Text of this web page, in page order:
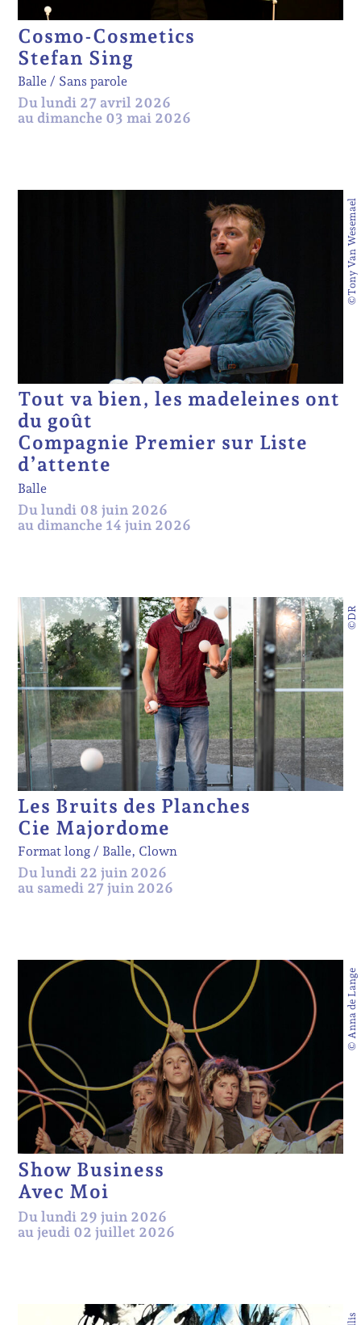
Cosmo-Cosmetics
Stefan Sing
Balle Sans parole
Du lundi 27 avril 2026
au dimanche 03 mai 2026
©Tony Van Wesemael
Tout va bien, les madeleines ont
du goût
Compagnie Premier sur Liste
d’attente
Balle
Du lundi 08 juin 2026
au dimanche 14 juin 2026
©DR
Les Bruits des Planches
Cie Majordome
Format long Balle, Clown
Du lundi 22 juin 2026
au samedi 27 juin 2026
© Anna de Lange
Show Business
Avec Moi
Du lundi 29 juin 2026
au jeudi 02 juillet 2026